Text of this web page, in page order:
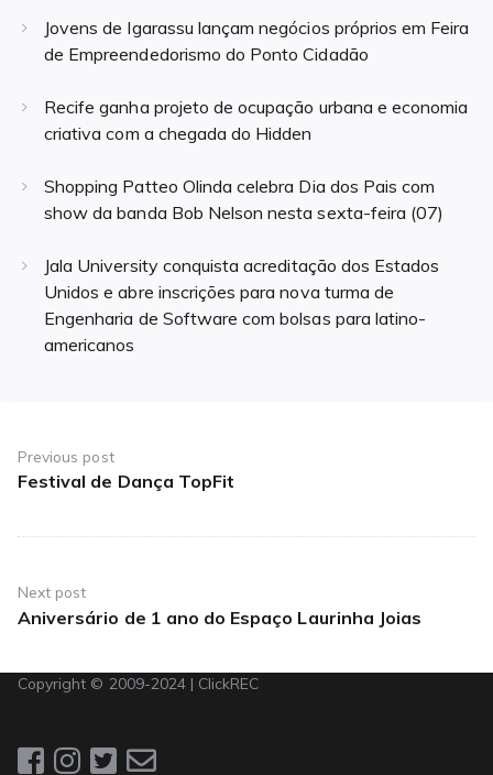
Jovens de Igarassu lançam negócios próprios em Feira
de Empreendedorismo do Ponto Cidadão
Recife ganha projeto de ocupação urbana e economia
criativa com a chegada do Hidden
Shopping Patteo Olinda celebra Dia dos Pais com
show da banda Bob Nelson nesta sexta-feira (07)
Jala University conquista acreditação dos Estados
Unidos e abre inscrições para nova turma de
Engenharia de Software com bolsas para latino-
americanos
de
Post
Previous post
Previous
Festival de Dança TopFit
Next post
Next
Aniversário de 1 ano do Espaço Laurinha Joias
Copyright © 2009-2024 | ClickREC